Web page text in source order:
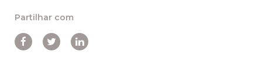
Partilhar com